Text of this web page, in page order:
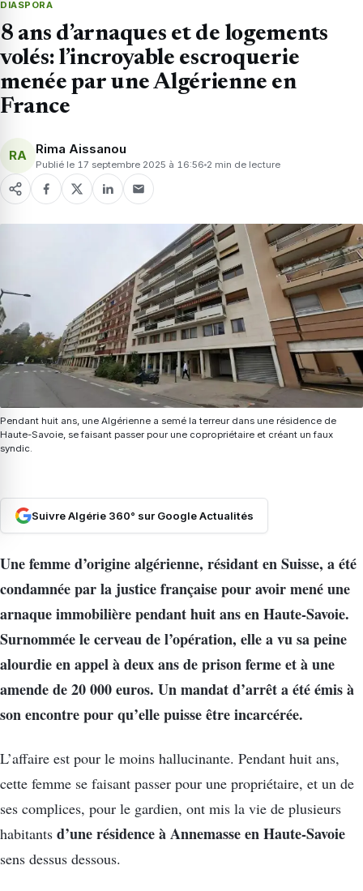
DIASPORA
8 ans d’arnaques et de logements
volés: l’incroyable escroquerie
menée par une Algérienne en
France
RA Rima Aissanou
Publié le 17 septembre 2025 à 16:56 2 min de lecture
Pendant huit ans, une Algérienne a semé la terreur dans une résidence de
Haute-Savoie, se faisant passer pour une copropriétaire et créant un faux
syndic.
Suivre Algérie 360° sur Google Actualités
Une femme d’origine algérienne, résidant en Suisse, a été
condamnée par la justice française pour avoir mené une
arnaque immobilière pendant huit ans en Haute-Savoie.
Surnommée le cerveau de l’opération, elle a vu sa peine
alourdie en appel à deux ans de prison ferme et à une
amende de 20 000 euros. Un mandat d’arrêt a été émis à
son encontre pour qu’elle puisse être incarcérée.
L’affaire est pour le moins hallucinante. Pendant huit ans,
cette femme se faisant passer pour une propriétaire, et un de
ses complices, pour le gardien, ont mis la vie de plusieurs
habitants d’une résidence à Annemasse en Haute-Savoie
sens dessus dessous.